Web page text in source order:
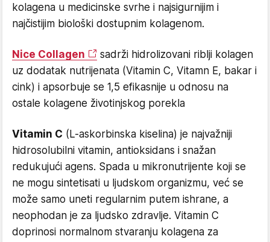
kolagena u medicinske svrhe i najsigurnijim i
najčistijim biološki dostupnim kolagenom.
Nice Collagen
sadrži hidrolizovani riblji kolagen
uz dodatak nutrijenata (Vitamin C, Vitamn E, bakar i
cink) i apsorbuje se 1,5 efikasnije u odnosu na
ostale kolagene životinjskog porekla
Vitamin C (L-askorbinska kiselina) je najvažniji
hidrosolubilni vitamin, antioksidans i snažan
redukujući agens. Spada u mikronutrijente koji se
ne mogu sintetisati u ljudskom organizmu, već se
može samo uneti regularnim putem ishrane, a
neophodan je za ljudsko zdravlje. Vitamin C
doprinosi normalnom stvaranju kolagena za